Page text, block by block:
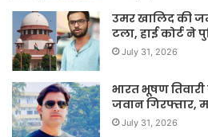
उमर खालिद की
टला, हाई कोर्ट ने
July 31, 2026
भारत भूषण
जवान गिरफ्तार,
July 31, 2026